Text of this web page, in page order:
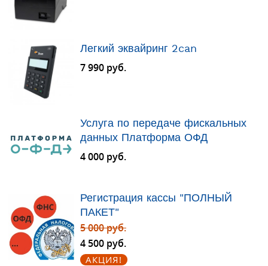
Легкий эквайринг 2can
7 990 руб.
Услуга по передаче фискальных
данных Платформа ОФД
4 000 руб.
Регистрация кассы "ПОЛНЫЙ
ПАКЕТ"
5 000 руб.
4 500 руб.
АКЦИЯ!